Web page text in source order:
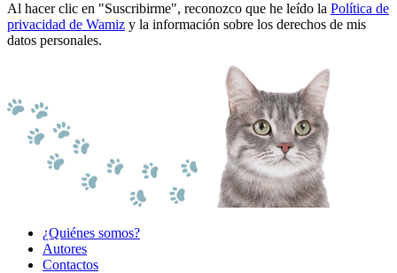
Al hacer clic en "Suscribirme", reconozco que he leído la Política de
privacidad de Wamiz y la información sobre los derechos de mis
datos personales.
¿Quiénes somos?
Autores
Contactos